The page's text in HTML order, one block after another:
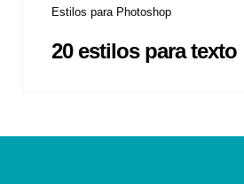
Estilos para Photoshop
20 estilos para texto